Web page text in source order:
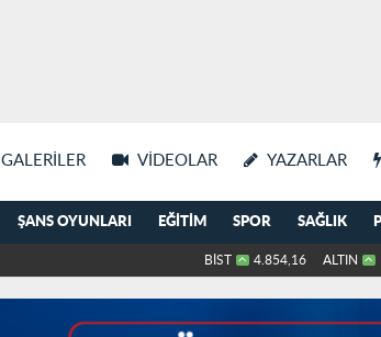
GALERILER VIDEOLAR YAZARLAR
ŞANS OYUNLARI EĞITIM SPOR SAĞLIK
BİST 4.854,16 ALTIN